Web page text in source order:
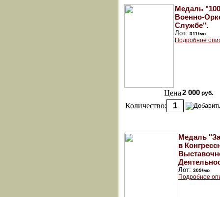
Медаль
Военно-
Службе".
Лот: 311/мо
Подробное
Цена2 000 руб.
Количество:
Медаль
в
Лот: 309/мо
Подробное